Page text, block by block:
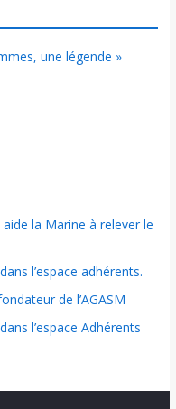
une légende »
la Marine à relever le
l’espace adhérents.
de l’AGASM
l’espace Adhérents